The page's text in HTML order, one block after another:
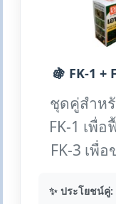
🍇 FK-1 +
ชุดคู่สำห
FK-1 เพื่
FK-3 เพื่
✨ ประโยชน์คู่: